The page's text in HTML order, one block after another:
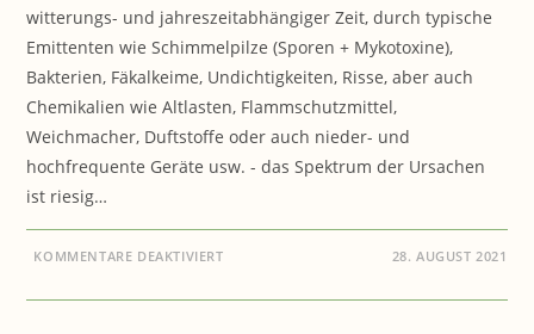
witterungs- und jahreszeitabhängiger Zeit, durch typische
Emittenten wie Schimmelpilze (Sporen + Mykotoxine),
Bakterien, Fäkalkeime, Undichtigkeiten, Risse, aber auch
Chemikalien wie Altlasten, Flammschutzmittel,
Weichmacher, Duftstoffe oder auch nieder- und
hochfrequente Geräte usw. - das Spektrum der Ursachen
ist riesig…
KOMMENTARE DEAKTIVIERTFÜR
MACHT
28. AUGUST 2021